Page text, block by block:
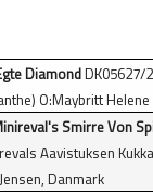
DiamondDK05627/
O:Maybritt
Smirre Von
Aavistuksen
Danmark